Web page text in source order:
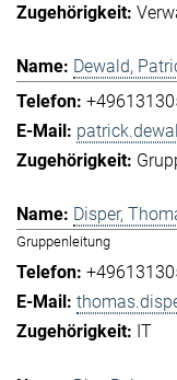
Dewald,
Disper,
Gruppenleitung
IT